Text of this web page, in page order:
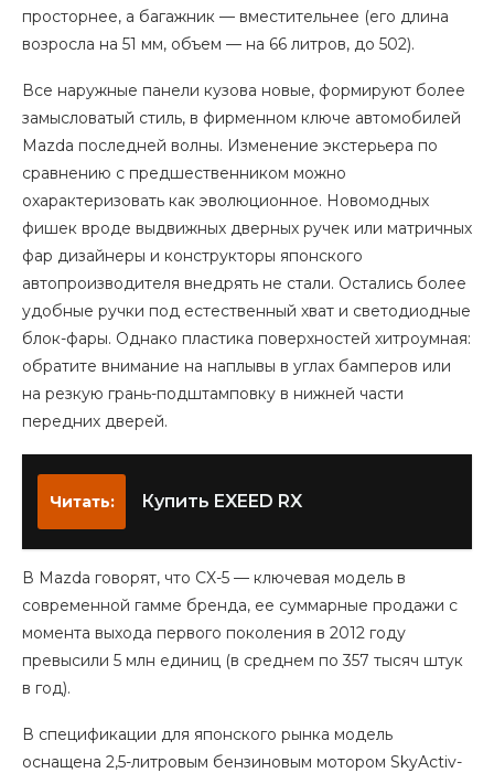
просторнее, а багажник — вместительнее (его длина
возросла на 51 мм, объем — на 66 литров, до 502).
Все наружные панели кузова новые, формируют более
замысловатый стиль, в фирменном ключе автомобилей
Mazda последней волны. Изменение экстерьера по
сравнению с предшественником можно
охарактеризовать как эволюционное. Новомодных
фишек вроде выдвижных дверных ручек или матричных
фар дизайнеры и конструкторы японского
автопроизводителя внедрять не стали. Остались более
удобные ручки под естественный хват и светодиодные
блок-фары. Однако пластика поверхностей хитроумная:
обратите внимание на наплывы в углах бамперов или
на резкую грань-подштамповку в нижней части
передних дверей.
Читать: Купить EXEED RX
В Mazda говорят, что CX-5 — ключевая модель в
современной гамме бренда, ее суммарные продажи с
момента выхода первого поколения в 2012 году
превысили 5 млн единиц (в среднем по 357 тысяч штук
в год).
В спецификации для японского рынка модель
оснащена 2,5-литровым бензиновым мотором SkyActiv-